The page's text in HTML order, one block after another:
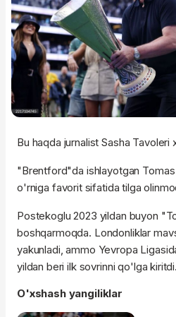
Bu haqda jurnalist Sasha Tavoleri
"Brentford"da ishlayotgan
o'rniga favorit sifatida tilga
Postekoglu 2023 yildan buyon
boshqarmoqda. Londonliklar
yakunladi, ammo Yevropa
yildan beri ilk sovrinni qo'lga kiritdi.
O'xshash yangiliklar